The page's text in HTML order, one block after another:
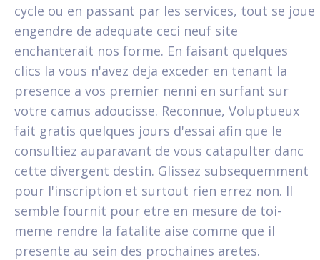
cycle ou en passant par les services, tout se joue
engendre de adequate ceci neuf site
enchanterait nos forme. En faisant quelques
clics la vous n'avez deja exceder en tenant la
presence a vos premier nenni en surfant sur
votre camus adoucisse. Reconnue, Voluptueux
fait gratis quelques jours d'essai afin que le
consultiez auparavant de vous catapulter danc
cette divergent destin. Glissez subsequemment
pour l'inscription et surtout rien errez non. Il
semble fournit pour etre en mesure de toi-
meme rendre la fatalite aise comme que il
presente au sein des prochaines aretes.